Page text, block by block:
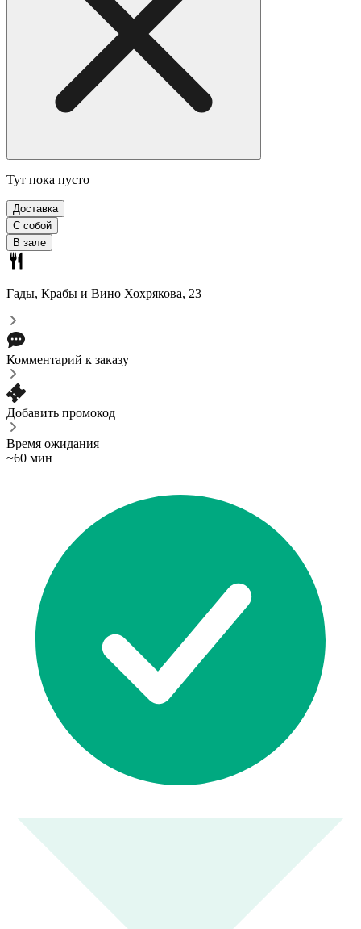
Тут пока пусто
Доставка
С собой
В зале
Гады, Крабы и Вино Хохрякова, 23
Комментарий к заказу
Добавить промокод
Время ожидания
~60 мин